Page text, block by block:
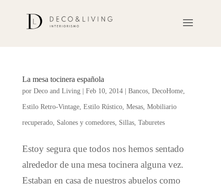
La mesa tocinera española
por Deco and Living| Feb 10, 2014| Bancos, DecoHome,
Estilo Retro-Vintage, Estilo Rústico, Mesas, Mobiliario
recuperado, Salones y comedores, Sillas, Taburetes
Estoy segura que todos nos hemos sentado
alrededor de una mesa tocinera alguna vez.
Estaban en casa de nuestros abuelos como